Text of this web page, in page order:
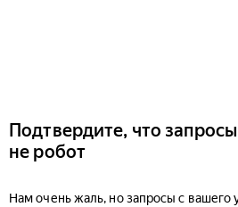
Подтвердите, что
не робот
Нам очень жаль, но запросы с вашего